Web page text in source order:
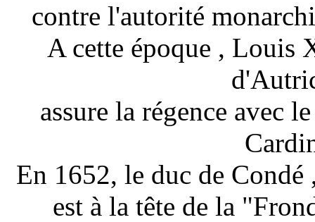
contre l'autorité
A cette époque , Louis
assure la régence avec
En 1652, le duc de
est à la tête de la